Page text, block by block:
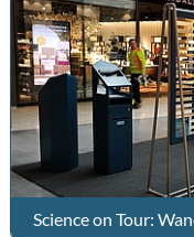
Science on Tour: